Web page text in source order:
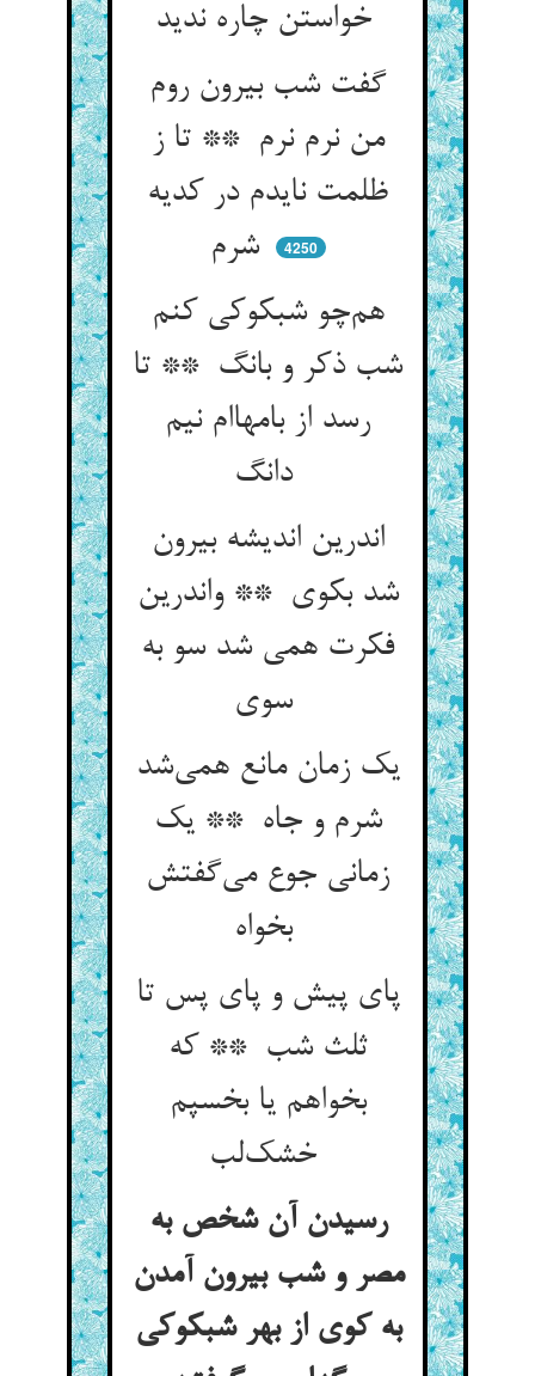
خواستن چاره ندید
گفت شب بیرون روم
من نرم نرم ** تا ز
ظلمت نایدم در کدیه
شرم
4250
هم‌چو شبکوکی کنم
شب ذکر و بانگ ** تا
رسد از بامهاام نیم
دانگ
اندرین اندیشه بیرون
شد بکوی ** واندرین
فکرت همی شد سو به
سوی
یک زمان مانع همی‌شد
شرم و جاه ** یک
زمانی جوع می‌گفتش
بخواه
پای پیش و پای پس تا
ثلث شب ** که
بخواهم یا بخسپم
رسیدن آن شخص به
مصر و شب بیرون آمدن
به کوی از بهر شبکوکی